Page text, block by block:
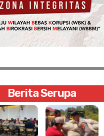
Berita Serupa